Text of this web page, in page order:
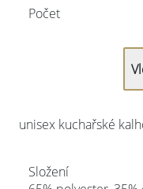
Počet
unisex kuchařské
Složení